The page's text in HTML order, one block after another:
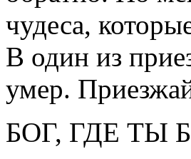
чудеса,
В один из
умер.
БОГ, ГДЕ ТЫ